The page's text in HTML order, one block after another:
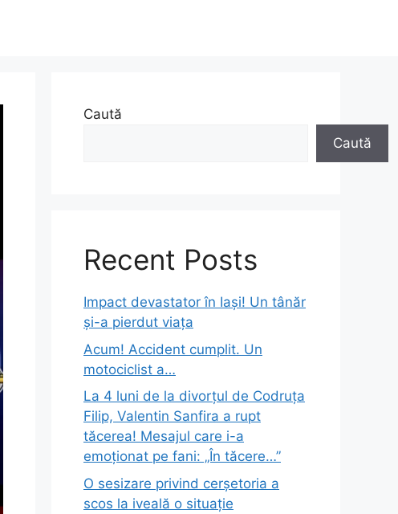
Caută
Caută
Recent Posts
Impact devastator în Iași! Un tânăr
și-a pierdut viața
Acum! Accident cumplit. Un
motociclist a…
La 4 luni de la divorțul de Codruța
Filip, Valentin Sanfira a rupt
tăcerea! Mesajul care i-a
emoționat pe fani: „În tăcere…”
O sesizare privind cerșetoria a
scos la iveală o situație